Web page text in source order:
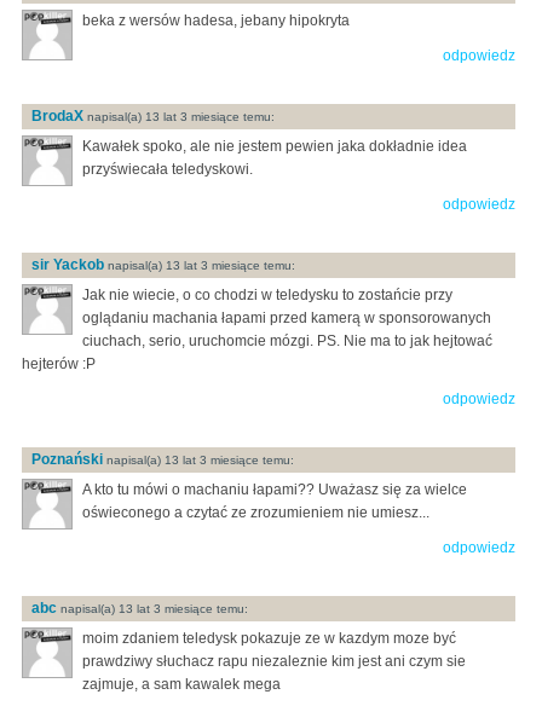
beka z wersów hadesa, jebany hipokryta
odpowiedz
BrodaX napisal(a) 13 lat 3 miesiące temu:
Kawałek spoko, ale nie jestem pewien jaka dokładnie idea
przyświecała teledyskowi.
odpowiedz
sir Yackob napisal(a) 13 lat 3 miesiące temu:
Jak nie wiecie, o co chodzi w teledysku to zostańcie przy
oglądaniu machania łapami przed kamerą w sponsorowanych
ciuchach, serio, uruchomcie mózgi. PS. Nie ma to jak hejtować
hejterów :P
odpowiedz
Poznański napisal(a) 13 lat 3 miesiące temu:
A kto tu mówi o machaniu łapami?? Uważasz się za wielce
oświeconego a czytać ze zrozumieniem nie umiesz...
odpowiedz
abc napisal(a) 13 lat 3 miesiące temu:
moim zdaniem teledysk pokazuje ze w kazdym moze być
prawdziwy słuchacz rapu niezaleznie kim jest ani czym sie
zajmuje, a sam kawalek mega